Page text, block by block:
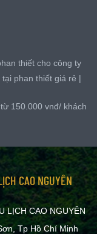
thiết cho công ty
phan thiết giá rẻ |
150.000 vnđ/ khách
CAO NGUYÊN
LỊCH CAO NGUYÊN
Tp Hồ Chí Minh